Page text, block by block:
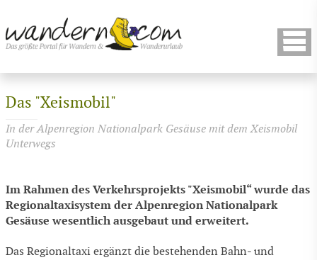
Das "Xeismobil"
In der Alpenregion Nationalpark Gesäuse mit dem Xeismobil
Unterwegs
Im Rahmen des Verkehrsprojekts "Xeismobil“ wurde das
Regionaltaxisystem der Alpenregion Nationalpark
Gesäuse wesentlich ausgebaut und erweitert.
Das Regionaltaxi ergänzt die bestehenden Bahn- und